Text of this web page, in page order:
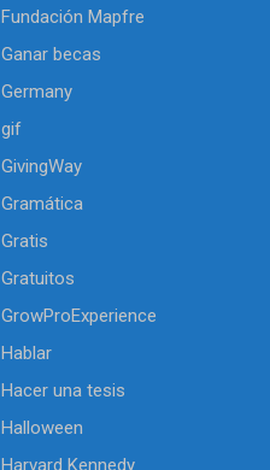
Fundación Mapfre
Ganar becas
Germany
gif
GivingWay
Gramática
Gratis
Gratuitos
GrowProExperience
Hablar
Hacer una tesis
Halloween
Harvard Kennedy